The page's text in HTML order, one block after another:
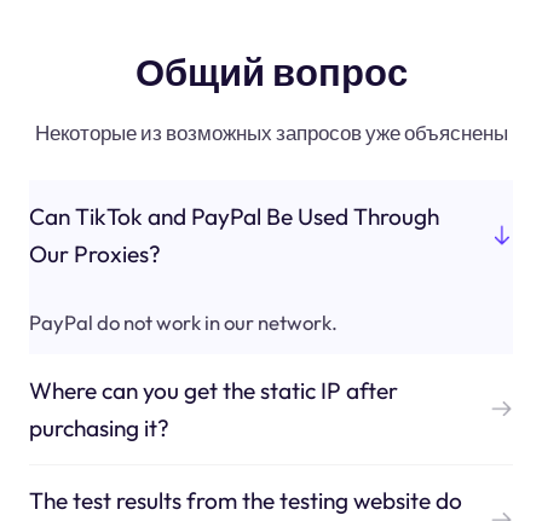
Общий вопрос
Некоторые из возможных запросов уже объяснены
Can TikTok and PayPal Be Used Through
Our Proxies?
PayPal do not work in our network.
Where can you get the static IP after
purchasing it?
The test results from the testing website do